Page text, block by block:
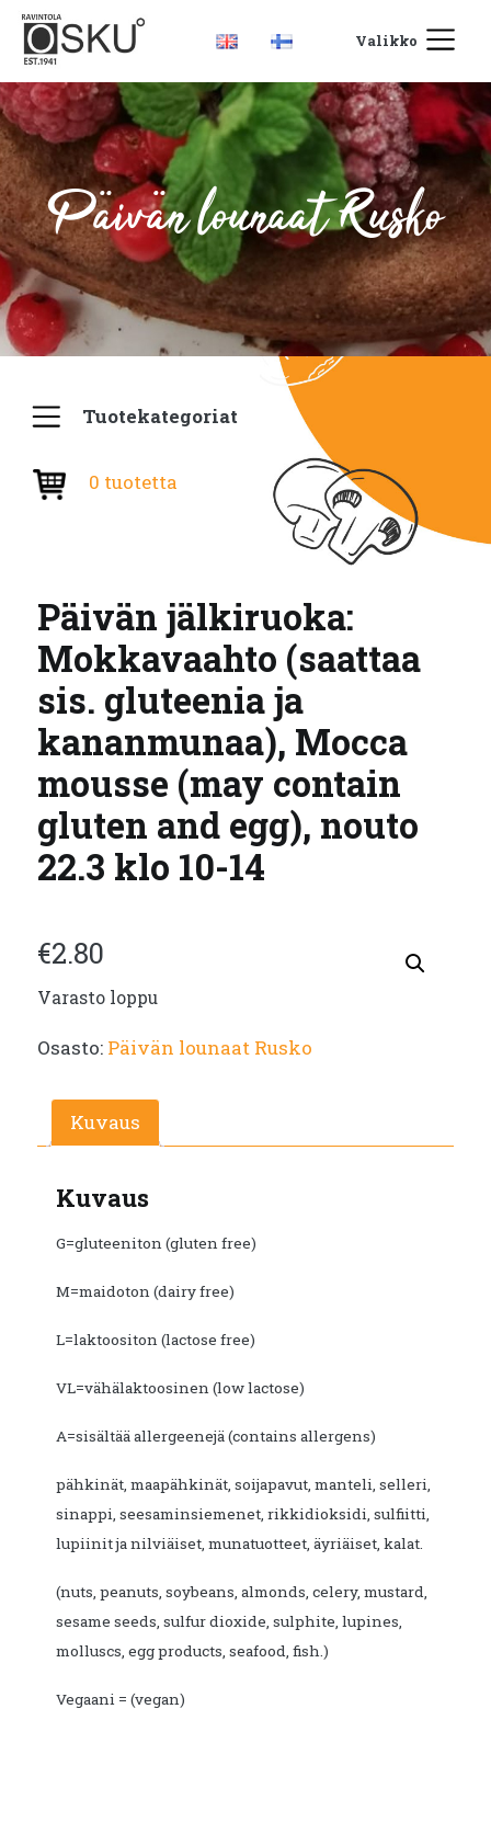
Valikko
Päivän lounaat Rusko
Tuotekategoriat
0 tuotetta
Päivän jälkiruoka:
Mokkavaahto (saattaa
sis. gluteenia ja
kananmunaa), Mocca
mousse (may contain
gluten and egg), nouto
22.3 klo 10-14
€2.80
Varasto loppu
Osasto: Päivän lounaat Rusko
Kuvaus
Kuvaus
G=gluteeniton (gluten free)
M=maidoton (dairy free)
L=laktoositon (lactose free)
VL=vähälaktoosinen (low lactose)
A=sisältää allergeenejä (contains allergens)
pähkinät, maapähkinät, soijapavut, manteli, selleri,
sinappi, seesaminsiemenet, rikkidioksidi, sulfiitti,
lupiinit ja nilviäiset, munatuotteet, äyriäiset, kalat.
(nuts, peanuts, soybeans, almonds, celery, mustard,
sesame seeds, sulfur dioxide, sulphite, lupines,
molluscs, egg products, seafood, fish.)
Vegaani = (vegan)